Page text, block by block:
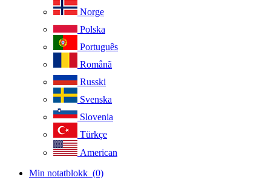
Norge
Polska
Português
Românã
Russki
Svenska
Slovenia
Türkçe
American
Min notatblokk (0)